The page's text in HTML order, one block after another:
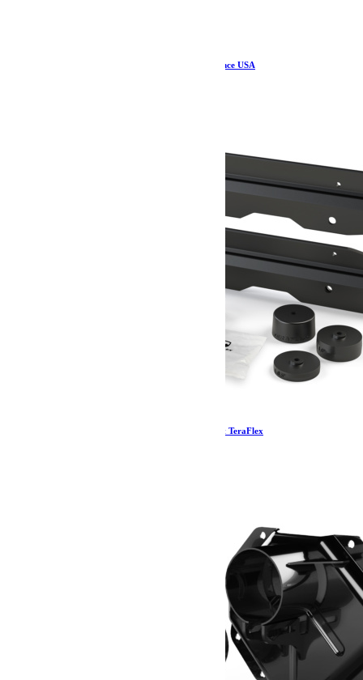
Tire Deflator Kit – Teraflex Europe – Provenance USA
Wrangler JL Spare Tire Relocation Bracket Kit TeraFlex